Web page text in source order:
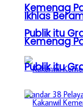
Kemenag
Publik itu
Ikhlas
Kemenag
Publik itu